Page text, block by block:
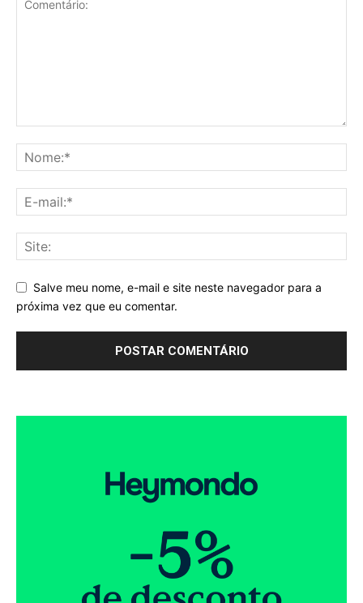
Salve meu nome, e-mail e site neste navegador para a
próxima vez que eu comentar.